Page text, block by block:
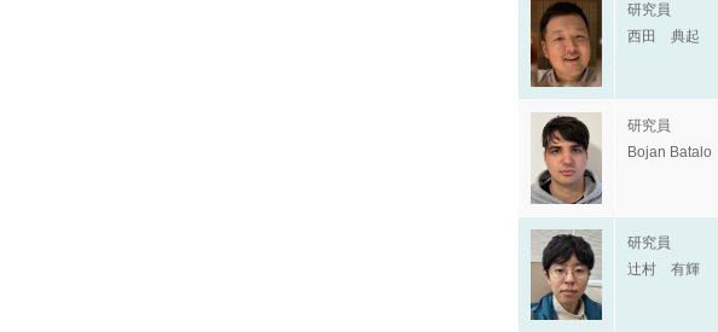
研究員
西田 典起
研究員
Bojan Batalo
研究員
辻村 有輝